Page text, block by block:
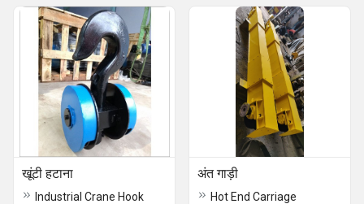
खूंटी हटाना
Industrial Crane Hook
अंत गाड़ी
Hot End Carriage